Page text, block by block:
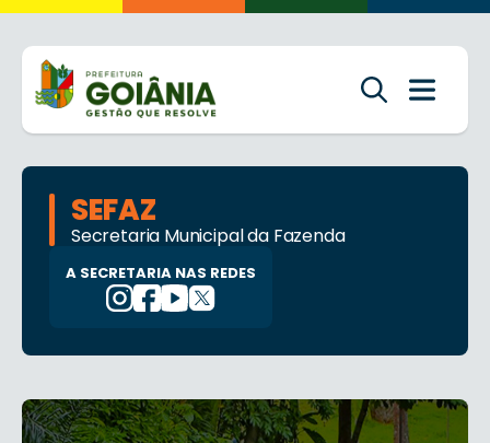
SEFAZ
Secretaria Municipal da Fazenda
A SECRETARIA NAS REDES